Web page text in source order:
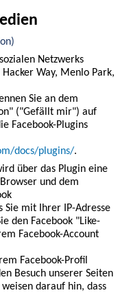
Netzwerks
Way, Menlo Park,
Sie an dem
("Gefällt mir") auf
Facebook-Plugins
docs/plugins/.
über das Plugin eine
und dem
mit Ihrer IP-Adresse
den Facebook "Like-
Facebook-Account
Facebook-Profil
Besuch unserer Seiten
darauf hin, dass